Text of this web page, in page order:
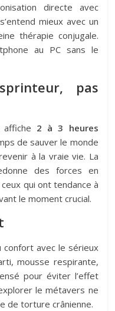
directe avec
mieux avec un
thérapie conjugale.
au PC sans le
pas
2 à 3 heures
de sauver le monde
à la vraie vie. La
des forces en
qui ont tendance à
le moment crucial.
confort avec le sérieux
mousse respirante,
pour éviter l’effet
le métavers ne
de torture crânienne.